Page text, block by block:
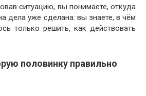
ситуацию, вы понимаете, откуда
дела уже сделана: вы знаете, в чём
только решить, как действовать
половинку правильно